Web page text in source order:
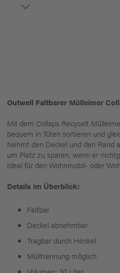
Outwell Faltbarer Mülleimer
Mit dem Collaps Recycelt
bequem in Tüten sortieren und
Nehmt den Deckel und den Rand
um Platz zu sparen, wenn er
Ideal für den Wohnmobil- oder
Details im Überblick:
Faltbar
Deckel abnehmbar
Tragbar durch Henkel
Mülltrennung möglich